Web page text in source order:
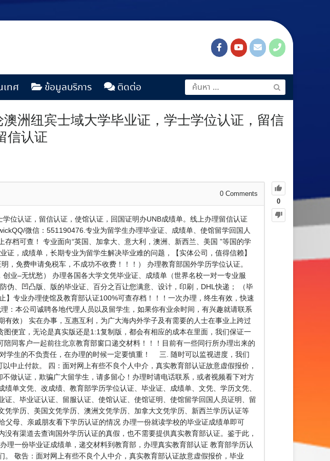
ทศ ข้อมูลบริการ ติดต่อ
洲纽宾士域大学毕业证，学士学位认证，留信
信认证
0
0 Comments
位认证，留信认证，使馆认证，回国证明办UNB成绩单。线上办理留信认证
微信：551190476.专业为留学生办理毕业证、成绩单、使馆留学回国人
档可查！ 专业面向“英国、加拿大、意大利，澳洲、新西兰、美国 ”等国的学
，成绩单，长期专业为留学生解决毕业难的问题，【实体公司，值得信赖】
免费申请免税车，不成功不收费！！！） 办理教育部国外学历学位认证。
业–无忧愁） 办理各国各大学文凭毕业证、成绩单（世界名校一对一专业服
、凹凸版、版的毕业证、百分之百让您满意、设计，印刷，DHL快递； （毕
专业办理使馆及教育部认证100%可查存档！！！一次办理，终生有效，快速
本公司诚聘各地代理人员以及留学生，如果你有业余时间，有兴趣就请联系
效） 实在办事，互惠互利，为广大海内外学子及有需要的人士在事业上跨过
宜，无论是真实版还是1:1复制版，都会有相应的成本在里面，我们保证一
客户一起前往北京教育部窗口递交材料！！！目前有一些同行所办理出来的
学生的不负责任，在办理的时候一定要慎重！ 三. 随时可以监视进度，我们
中止付款。 四：面对网上有些不良个人中介，真实教育部认证故意虚假报价，
做认证，欺骗广大留学生，请多留心！办理时请电话联系，或者视频看下对方
单文凭、改成绩、教育部学历学位认证、毕业证、成绩单、文凭、学历文凭、
、毕业证认证、留服认证、使馆认证、使馆证明、使馆留学回国人员证明、留
学历、美国文凭学历、澳洲文凭学历、加拿大文凭学历、新西兰学历认证等
母、亲戚朋友看下学历认证的情况 办理一份就读学校的毕业证成绩单即可
有渠道去查询国外学历认证的真假，也不需要提供真实教育部认证。鉴于此，
一份毕业证成绩单，递交材料到教育部，办理真实教育部认证 教育部学历认
敬告：面对网上有些不良个人中介，真实教育部认证故意虚假报价，毕业